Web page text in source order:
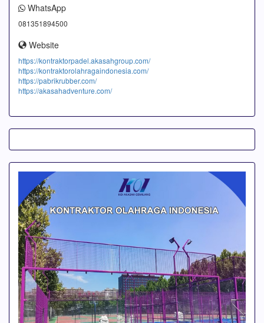
WhatsApp
081351894500
Website
https://kontraktorpadel.akasahgroup.com/
https://kontraktorolahragaindonesia.com/
https://pabrikrubber.com/
https://akasahadventure.com/